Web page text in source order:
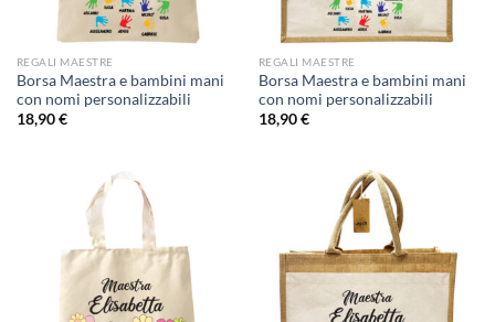
REGALI MAESTRE
Borsa Maestra e bambini mani
con nomi personalizzabili
18,90€
REGALI MAESTRE
Borsa Maestra e bambini mani
con nomi personalizzabili
18,90€